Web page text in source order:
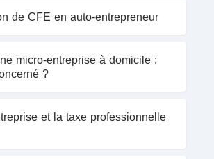
de CFE en auto-entrepreneur
micro-entreprise à domicile :
?
et la taxe professionnelle